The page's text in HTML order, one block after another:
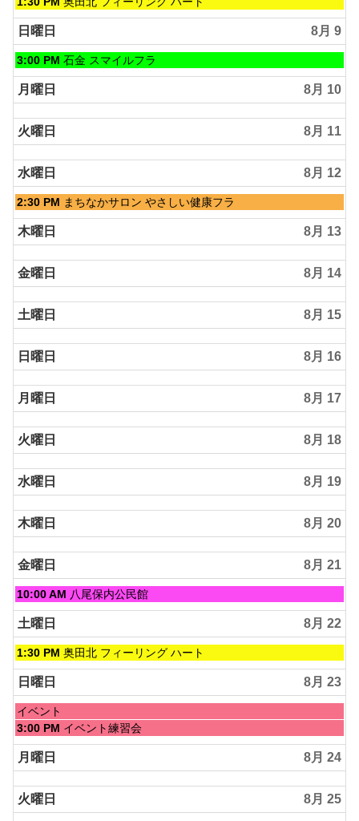
曜
日,
8
月
8th
2026
日曜日 8月 9
日
曜
日,
8
月
9th
2026
3:00 PM 石金 スマイルフラ
月曜日 8月 10
火曜日 8月 11
水曜日 8月 12
水
曜
日,
8
月
12th
2026
2:30 PM まちなかサロン やさしい健康フラ
木曜日 8月 13
金曜日 8月 14
土曜日 8月 15
日曜日 8月 16
月曜日 8月 17
火曜日 8月 18
水曜日 8月 19
木曜日 8月 20
金曜日 8月 21
金
曜
日,
8
月
21st
2026
10:00 AM 八尾保内公民館
土曜日 8月 22
土
曜
日,
8
月
22nd
2026
1:30 PM 奥田北 フィーリング ハート
日曜日 8月 23
日
曜
日,
8
月
2026
イベント
日
曜
日,
8
月
23rd
2026
3:00 PM イベント練習会
月曜日 8月 24
火曜日 8月 25